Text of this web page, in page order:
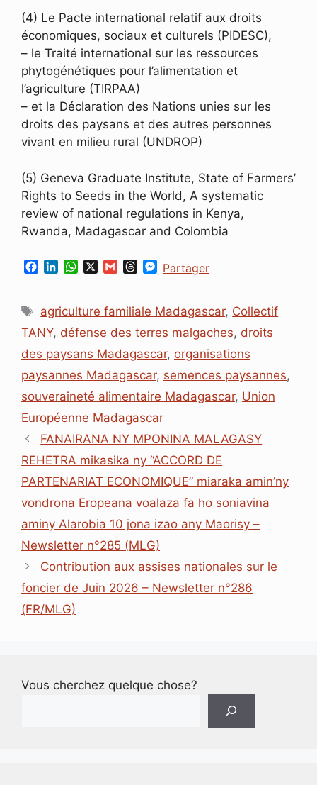
(4) Le Pacte international relatif aux droits
économiques, sociaux et culturels (PIDESC),
– le Traité international sur les ressources
phytogénétiques pour l’alimentation et
l’agriculture (TIRPAA)
– et la Déclaration des Nations unies sur les
droits des paysans et des autres personnes
vivant en milieu rural (UNDROP)
(5) Geneva Graduate Institute, State of Farmers’
Rights to Seeds in the World, A systematic
review of national regulations in Kenya,
Rwanda, Madagascar and Colombia
e
o
o
k
d
I
n
W
t
A
p
G
i
e
d
s
M
s
n
g
r
Partager
Étiquettes
agriculture familiale Madagascar, Collectif
TANY, défense des terres malgaches, droits
des paysans Madagascar, organisations
paysannes Madagascar, semences paysannes,
souveraineté alimentaire Madagascar, Union
Européenne Madagascar
FANAIRANA NY MPONINA MALAGASY
REHETRA mikasika ny “ACCORD DE
PARTENARIAT ECONOMIQUE” miaraka amin’ny
vondrona Eropeana voalaza fa ho soniavina
aminy Alarobia 10 jona izao any Maorisy –
Newsletter n°285 (MLG)
Contribution aux assises nationales sur le
foncier de Juin 2026 – Newsletter n°286
(FR/MLG)
Vous cherchez quelque chose?